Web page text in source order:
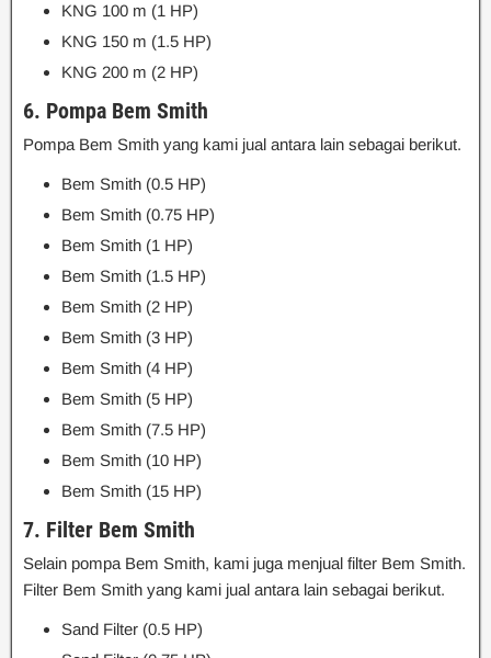
KNG 100 m (1 HP)
KNG 150 m (1.5 HP)
KNG 200 m (2 HP)
6. Pompa Bem Smith
Pompa Bem Smith yang kami jual antara lain sebagai berikut.
Bem Smith (0.5 HP)
Bem Smith (0.75 HP)
Bem Smith (1 HP)
Bem Smith (1.5 HP)
Bem Smith (2 HP)
Bem Smith (3 HP)
Bem Smith (4 HP)
Bem Smith (5 HP)
Bem Smith (7.5 HP)
Bem Smith (10 HP)
Bem Smith (15 HP)
7. Filter Bem Smith
Selain pompa Bem Smith, kami juga menjual filter Bem Smith.
Filter Bem Smith yang kami jual antara lain sebagai berikut.
Sand Filter (0.5 HP)